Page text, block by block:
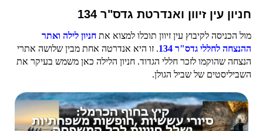
חניון עין זיוון ואנדרטת גדס"ר 134
מול הכניסה לקיבוץ עין זיוון תוכלו למצוא את חניון לילה ואתר
ההנצחה לחללי גדס"ר 134
. זו היא אנדרטה אחת מבין שלושה אתרי
הנצחה שהוקמו לזכר חללי הגדוד. חניון הלילה כאן משמש בעיקר את
השביליסטים של שביל הגולן.